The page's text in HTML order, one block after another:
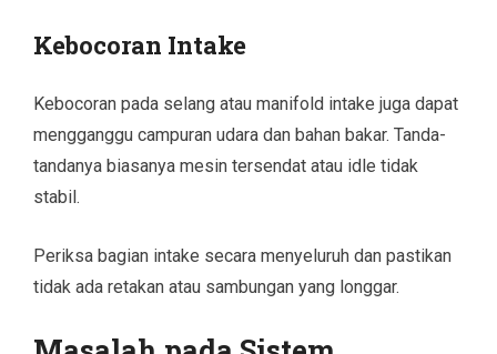
Kebocoran Intake
Kebocoran pada selang atau manifold intake juga dapat
mengganggu campuran udara dan bahan bakar. Tanda-
tandanya biasanya mesin tersendat atau idle tidak
stabil.
Periksa bagian intake secara menyeluruh dan pastikan
tidak ada retakan atau sambungan yang longgar.